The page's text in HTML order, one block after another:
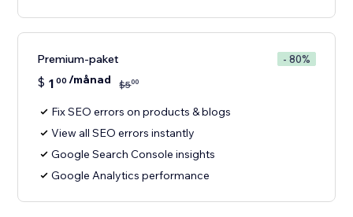
Premium-paket - 80%
$ 1 00 /månad $500
Fix SEO errors on products & blogs
View all SEO errors instantly
Google Search Console insights
Google Analytics performance